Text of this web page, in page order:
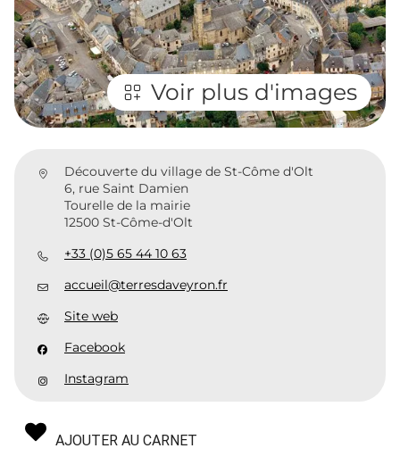
Voir plus d'images
Découverte du village de St-Côme d'Olt
6, rue Saint Damien
Tourelle de la mairie
12500 St-Côme-d'Olt
+33 (0)5 65 44 10 63
accueil@terresdaveyron.fr
Site web
Facebook
Instagram
AJOUTER AU CARNET